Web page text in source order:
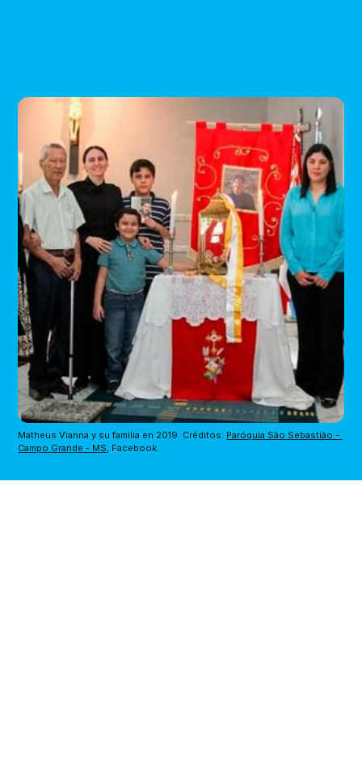
Matheus Vianna y su familia en 2019. Créditos: Paróquia São Sebastião -
Campo Grande - MS, Facebook.